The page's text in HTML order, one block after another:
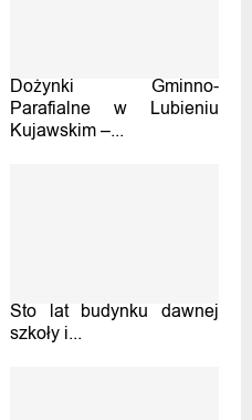
Dożynki Gminno-
Parafialne w Lubieniu
Kujawskim –...
Sto lat budynku dawnej
szkoły i...